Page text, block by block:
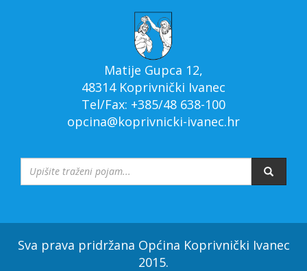
Matije Gupca 12,
48314 Koprivnički Ivanec
Tel/Fax: +385/48 638-100
opcina@koprivnicki-ivanec.hr
Sva prava pridržana Općina Koprivnički Ivanec
2015.